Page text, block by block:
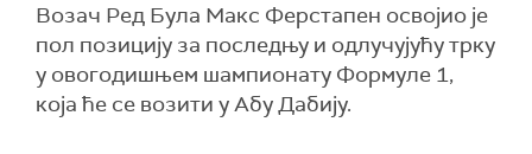
Возач Ред Була Макс Ферстапен освојио је
пол позицију за последњу и одлучујућу трку
у овогодишњем шампионату Формуле 1,
која ће се возити у Абу Дабију.